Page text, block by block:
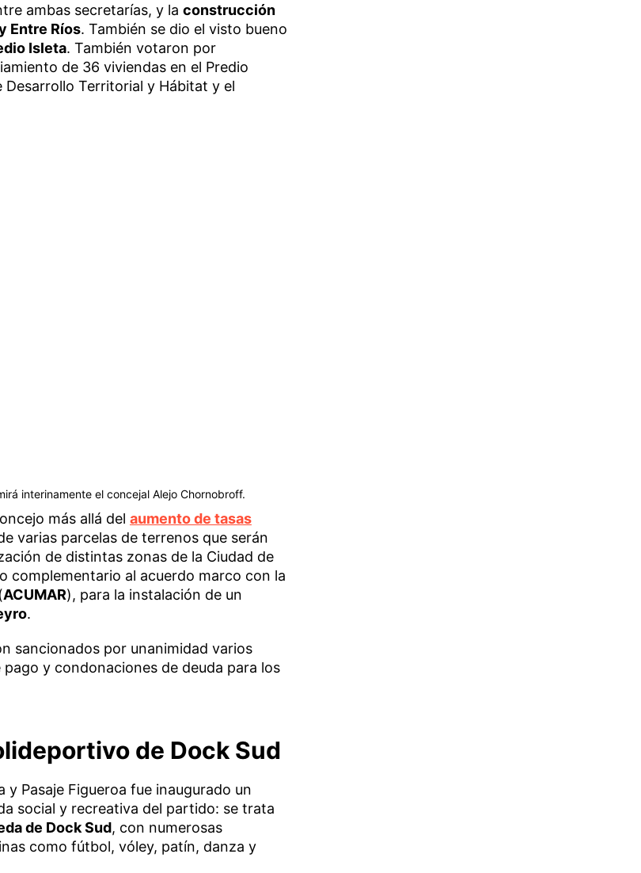
ambas secretarías, y la construcción
Entre Ríos. También se dio el visto bueno
Isleta. También votaron por
de 36 viviendas en el Predio
Territorial y Hábitat y el
interinamente el concejal Alejo Chornobroff.
más allá del aumento de tasas
varias parcelas de terrenos que serán
de distintas zonas de la Ciudad de
complementario al acuerdo marco con la
ACUMAR), para la instalación de un
.
sancionados por unanimidad varios
y condonaciones de deuda para los
de Dock Sud
Pasaje Figueroa fue inaugurado un
social y recreativa del partido: se trata
de Dock Sud, con numerosas
como fútbol, vóley, patín, danza y